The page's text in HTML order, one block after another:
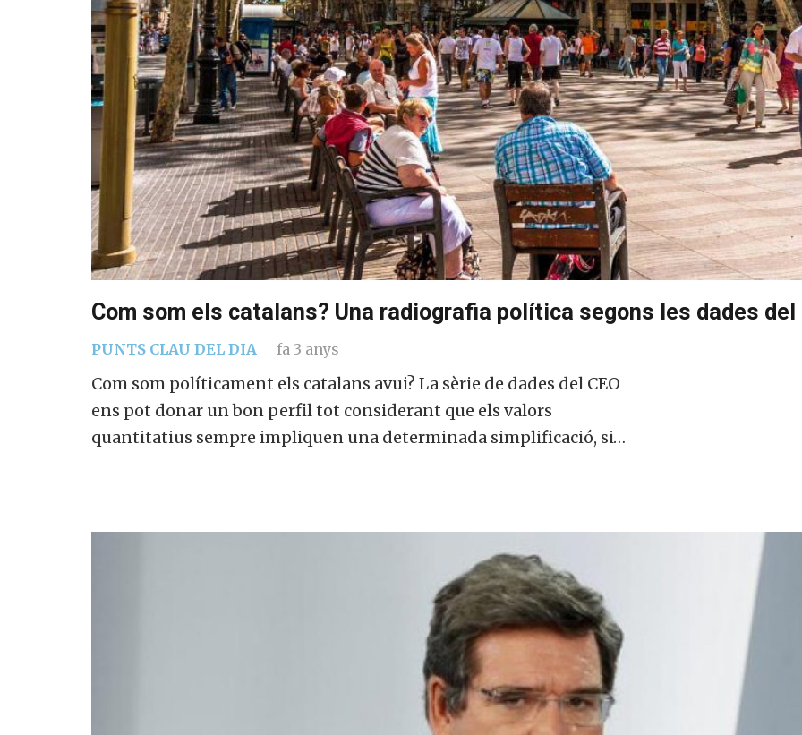
Com som els catalans? Una radiografia política segons les dades del
PUNTS CLAU DEL DIA fa 3 anys
Com som políticament els catalans avui? La sèrie de dades del CEO
ens pot donar un bon perfil tot considerant que els valors
quantitatius sempre impliquen una determinada simplificació, si…